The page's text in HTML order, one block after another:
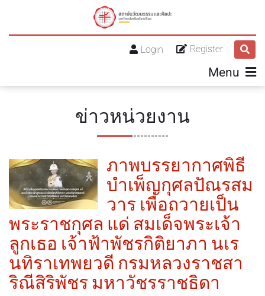
Register
Login
Menu
ข่าวหน่วยงาน
ภาพบรรยากาศพิธี
บำเพ็ญกุศลปัณรสม
วาร เพื่อถวายเป็น
พระราชกุศล แด่ สมเด็จพระเจ้า
ลูกเธอ เจ้าฟ้าพัชรกิติยาภา นเร
นทิราเทพยวดี กรมหลวงราชสา
ริณีสิริพัชร มหาวัชรราชธิดา